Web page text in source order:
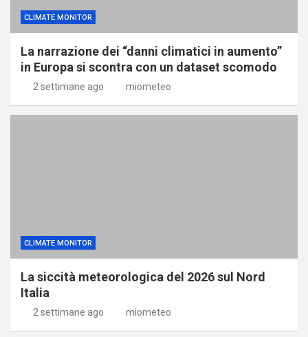
CLIMATE MONITOR
La narrazione dei “danni climatici in aumento”
in Europa si scontra con un dataset scomodo
2 settimane ago miometeo
CLIMATE MONITOR
La siccità meteorologica del 2026 sul Nord
Italia
2 settimane ago miometeo